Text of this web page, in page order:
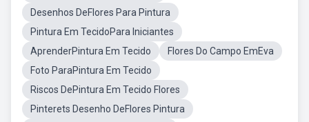
Desenhos DeFlores Para Pintura
Pintura Em TecidoPara Iniciantes
AprenderPintura Em Tecido
Flores Do Campo EmEva
Foto ParaPintura Em Tecido
Riscos DePintura Em Tecido Flores
Pinterets Desenho DeFlores Pintura